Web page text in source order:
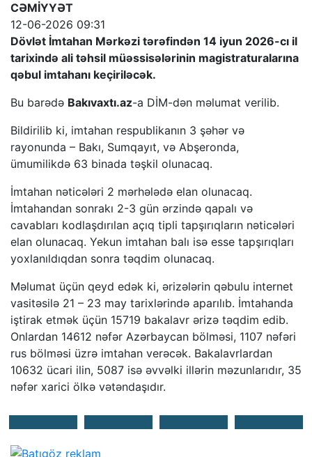
CƏMİYYƏT
12-06-2026 09:31
Dövlət İmtahan Mərkəzi tərəfindən 14 iyun 2026-cı il
tarixində ali təhsil müəssisələrinin magistraturalarına
qəbul imtahanı keçiriləcək.
Bu barədə Bakıvaxtı.az-a DİM-dən məlumat verilib.
Bildirilib ki, imtahan respublikanın 3 şəhər və
rayonunda – Bakı, Sumqayıt, və Abşeronda,
ümumilikdə 63 binada təşkil olunacaq.
İmtahan nəticələri 2 mərhələdə elan olunacaq.
İmtahandan sonrakı 2-3 gün ərzində qapalı və
cavabları kodlaşdırılan açıq tipli tapşırıqların nəticələri
elan olunacaq. Yekun imtahan balı isə esse tapşırıqları
yoxlanıldıqdan sonra təqdim olunacaq.
Məlumat üçün qeyd edək ki, ərizələrin qəbulu internet
vasitəsilə 21 – 23 may tarixlərində aparılıb. İmtahanda
iştirak etmək üçün 15719 bakalavr ərizə təqdim edib.
Onlardan 14612 nəfər Azərbaycan bölməsi, 1107 nəfəri
rus bölməsi üzrə imtahan verəcək. Bakalavrlardan
10632 ücari ilin, 5087 isə əvvəlki illərin məzunlarıdır, 35
nəfər xarici ölkə vətəndaşıdır.